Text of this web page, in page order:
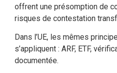
offrent une présomption de
risques de contestation
Dans l’UE, les mêmes
s’appliquent : ARF, ETF,
documentée.